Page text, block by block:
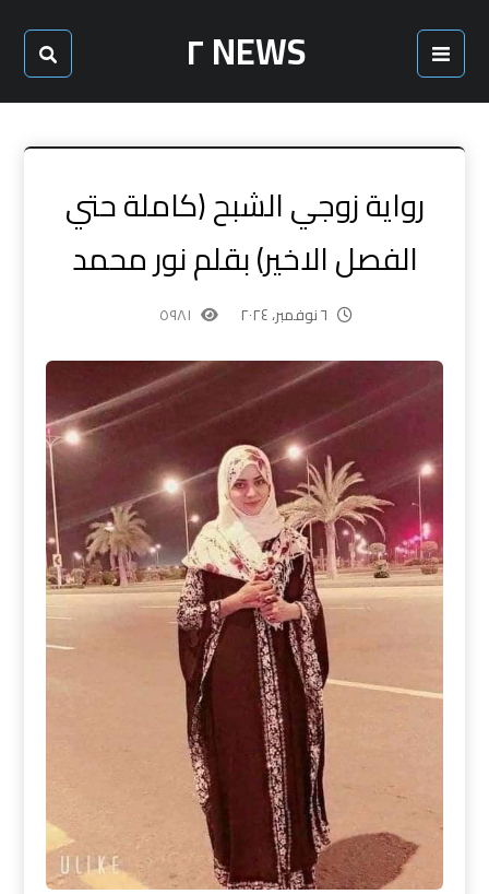
NEWS ٢
رواية زوجي الشبح (كاملة حتي
الفصل الاخير) بقلم نور محمد
٦ نوفمبر، ٢٠٢٤ ٥٩٨١